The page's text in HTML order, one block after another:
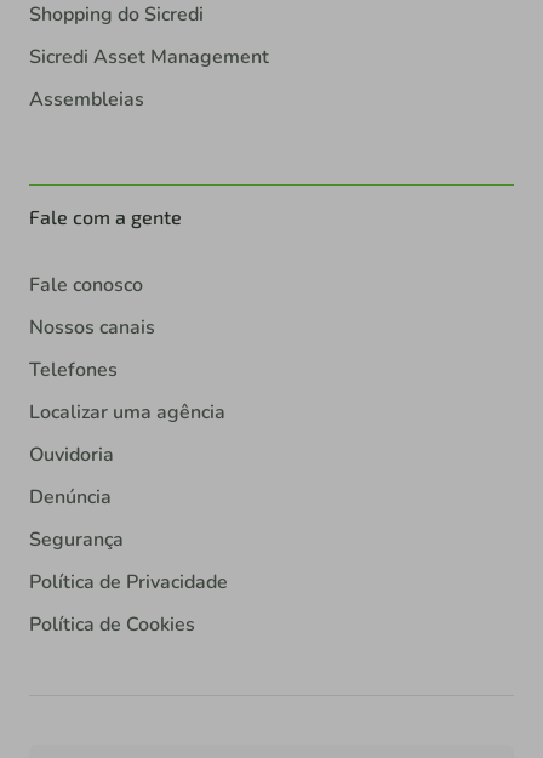
Shopping do Sicredi
Sicredi Asset Management
Assembleias
Fale com a gente
Fale conosco
Nossos canais
Telefones
Localizar uma agência
Ouvidoria
Denúncia
Segurança
Política de Privacidade
Política de Cookies